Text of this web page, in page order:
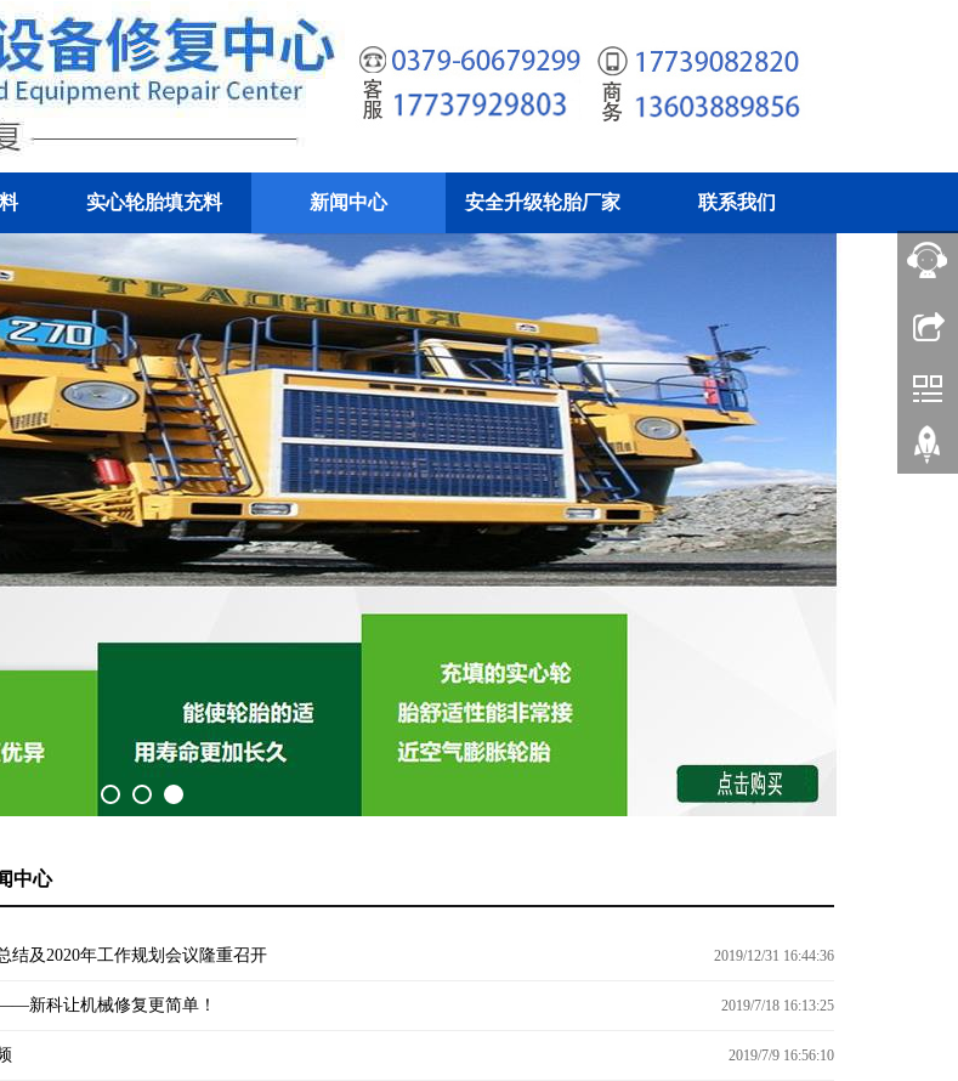
实心轮胎填充料 新闻中心 安全升级轮胎厂家 联系我们
中心
结及2020年工作规划会议隆重召开 2019/12/31 16:44:36
新科让机械修复更简单！ 2019/7/18 16:13:25
2019/7/9 16:56:10